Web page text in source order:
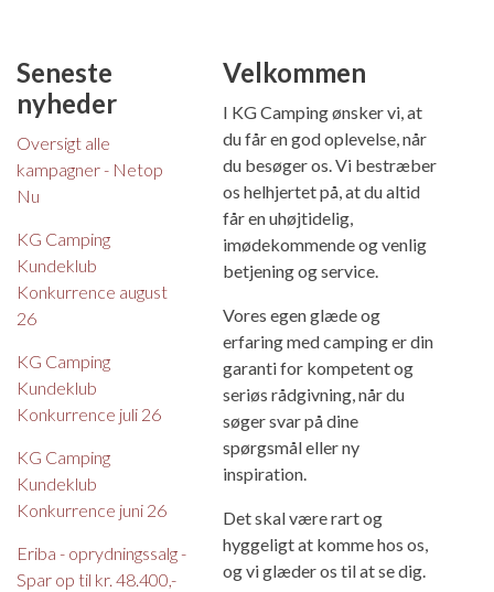
Seneste
nyheder
Oversigt alle
kampagner - Netop
Nu
KG Camping
Kundeklub
Konkurrence august
26
KG Camping
Kundeklub
Konkurrence juli 26
KG Camping
Kundeklub
Konkurrence juni 26
Eriba - oprydningssalg -
Spar op til kr. 48.400,-
Velkommen
I KG Camping ønsker vi, at
du får en god oplevelse, når
du besøger os. Vi bestræber
os helhjertet på, at du altid
får en uhøjtidelig,
imødekommende og venlig
betjening og service.
Vores egen glæde og
erfaring med camping er din
garanti for kompetent og
seriøs rådgivning, når du
søger svar på dine
spørgsmål eller ny
inspiration.
Det skal være rart og
hyggeligt at komme hos os,
og vi glæder os til at se dig.